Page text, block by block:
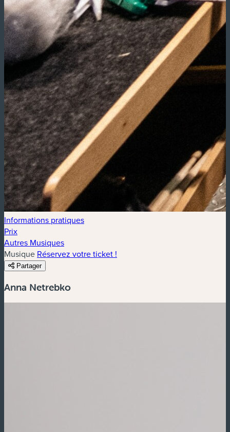
Informations pratiques
Prix
Autres Musiques
Musique Réservez votre ticket !
Partager
Anna Netrebko